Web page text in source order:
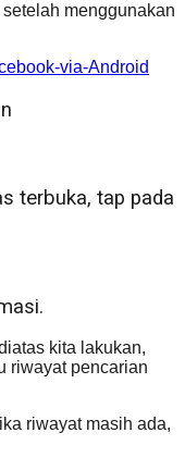
menggunakan
terbuka, tap pada
kita lakukan,
riwayat pencarian
riwayat masih ada,